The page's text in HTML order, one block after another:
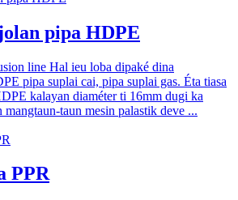
pipa HDPE
line Hal ieu loba dipaké dina
pipa suplai cai, pipa suplai gas. Éta tiasa
kalayan diaméter ti 16mm dugi ka
taun mesin palastik deve ...
PPR